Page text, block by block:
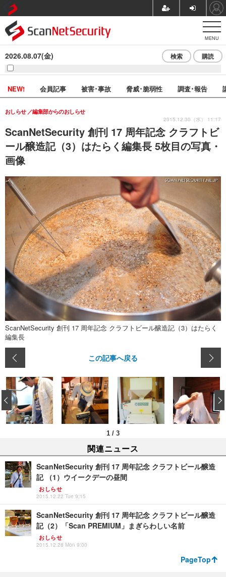
MENU
2026.08.07(金) 検索 購読
NEW! 会員記事 被害･事故 脅威･脆弱性 調査･報告
ScanNetSecurity 創刊 17 周年記念 クラフトビ
ール醸造記（3）はたらく編集長 5枚目の写真・
画像
おしらせ 編集部からのおしらせ
2015.12.30（水） 11:17
ScanNetSecurity 創刊 17 周年記念 クラフトビール醸造記（3）はたらく
編集長
この記事へ戻る
1 / 3
‹
関連ニュース
ScanNetSecurity 創刊 17 周年記念 クラフトビール醸造
記 （1）ウイークデーの昼間
おしらせ
2015.12.22 Tue 9:15
ScanNetSecurity 創刊 17 周年記念 クラフトビール醸造
記（2）「Scan PREMIUM」まぎらわしい名前
おしらせ
2015.12.28 Mon 9:00
PageTop